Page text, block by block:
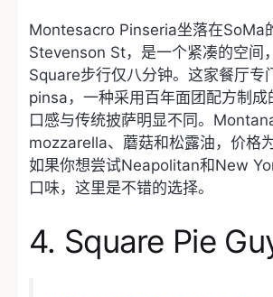
Montesacro Pinseria坐落在SoMa
Stevenson St，是一个紧凑的空间
Square步行仅八分钟。这家餐厅专
pinsa，一种采用百年面团配方制成
口感与传统披萨明显不同。
mozzarella、蘑菇和松露油，价格
如果你想尝试Neapolitan和New
口味，这里是不错的选择。
4. Square Pie